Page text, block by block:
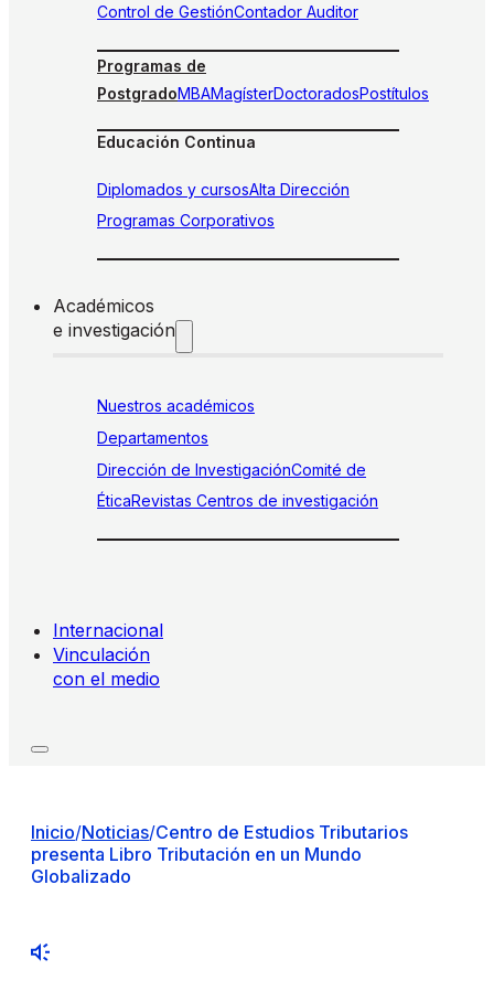
Control de GestiónContador Auditor
Programas de
PostgradoMBAMagísterDoctoradosPostítulos
Educación Continua
Diplomados y cursosAlta Dirección
Programas Corporativos
Académicos
e investigación
Nuestros académicos
Departamentos
Dirección de InvestigaciónComité de
ÉticaRevistas Centros de investigación
Internacional
Vinculación
con el medio
Inicio/Noticias/Centro de Estudios Tributarios
presenta Libro Tributación en un Mundo
Globalizado